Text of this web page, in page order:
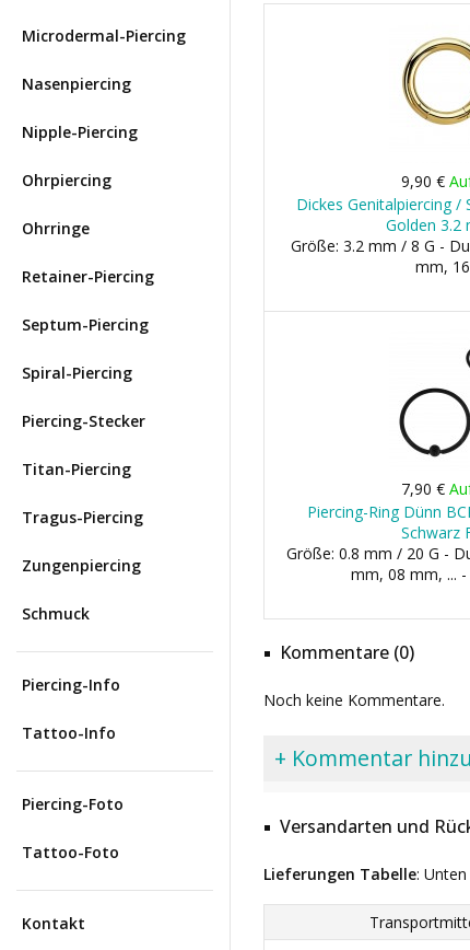
Microdermal-Piercing
Nasenpiercing
Nipple-Piercing
Ohrpiercing
Ohrringe
Retainer-Piercing
Septum-Piercing
Spiral-Piercing
Piercing-Stecker
Titan-Piercing
Tragus-Piercing
Zungenpiercing
Schmuck
Piercing-Info
Tattoo-Info
Piercing-Foto
Tattoo-Foto
Kontakt
9,90 €
Dickes Genitalpiercing /
Golden 3.2
Größe: 3.2 mm / 8 G -
mm,
7,90 €
Piercing-Ring Dünn
Schwarz
Größe: 0.8 mm / 20 G -
mm, 08 mm, ...
Kommentare (0)
Noch keine Kommentare.
+ Kommentar
Versandarten und
Lieferungen Tabelle: